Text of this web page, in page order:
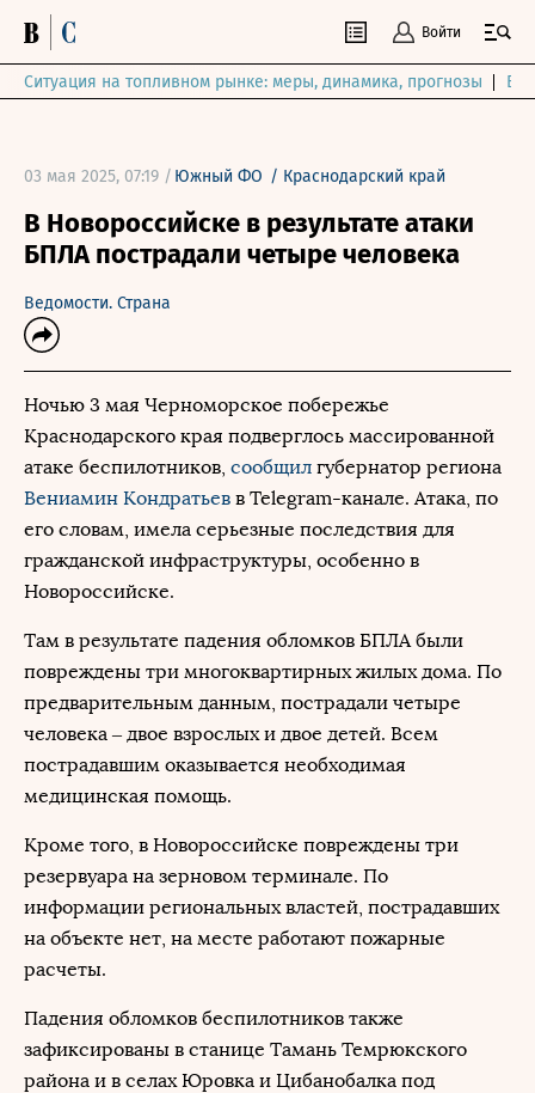
Войти
Ситуация на топливном рынке: меры, динамика, прогнозы
03 мая 2025, 07:19 / Южный ФО / Краснодарский край
В Новороссийске в результате атаки
БПЛА пострадали четыре человека
Ведомости. Страна
Ночью 3 мая Черноморское побережье
Краснодарского края подверглось массированной
атаке беспилотников, сообщил губернатор региона
Вениамин Кондратьев в Telegram-канале. Атака, по
его словам, имела серьезные последствия для
гражданской инфраструктуры, особенно в
Новороссийске.
Там в результате падения обломков БПЛА были
повреждены три многоквартирных жилых дома. По
предварительным данным, пострадали четыре
человека – двое взрослых и двое детей. Всем
пострадавшим оказывается необходимая
медицинская помощь.
Кроме того, в Новороссийске повреждены три
резервуара на зерновом терминале. По
информации региональных властей, пострадавших
на объекте нет, на месте работают пожарные
расчеты.
Падения обломков беспилотников также
зафиксированы в станице Тамань Темрюкского
района и в селах Юровка и Цибанобалка под